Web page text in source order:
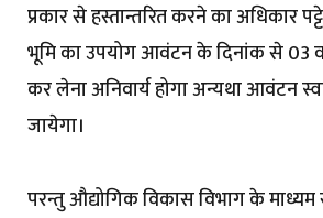
प्रकार से हस्तान्तरित करने का अधिकार
भूमि का उपयोग आवंटन के दिनांक से 03
कर लेना अनिवार्य होगा अन्यथा आवंटन
जायेगा।
परन्तु औद्योगिक विकास विभाग के